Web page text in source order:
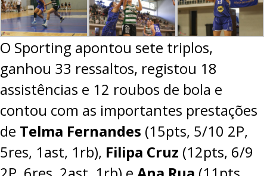
O Sporting apontou sete triplos,
ganhou 33 ressaltos, registou 18
assistências e 12 roubos de bola e
contou com as importantes prestações
de Telma Fernandes (15pts, 5/10 2P,
5res, 1ast, 1rb), Filipa Cruz (12pts, 6/9